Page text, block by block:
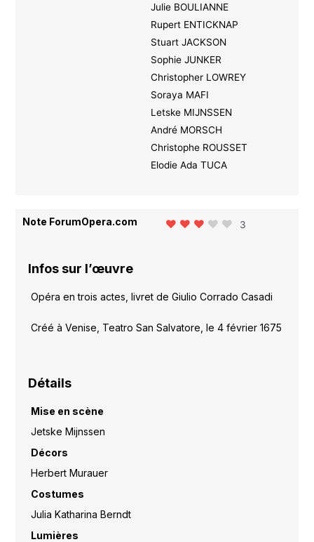
Julie BOULIANNE
Rupert ENTICKNAP
Stuart JACKSON
Sophie JUNKER
Christopher LOWREY
Soraya MAFI
Letske MIJNSSEN
André MORSCH
Christophe ROUSSET
Elodie Ada TUCA
Note ForumOpera.com 3
Infos sur l’œuvre
Opéra en trois actes, livret de Giulio Corrado Casadi
Créé à Venise, Teatro San Salvatore, le 4 février 1675
Détails
Mise en scène
Jetske Mijnssen
Décors
Herbert Murauer
Costumes
Julia Katharina Berndt
Lumières